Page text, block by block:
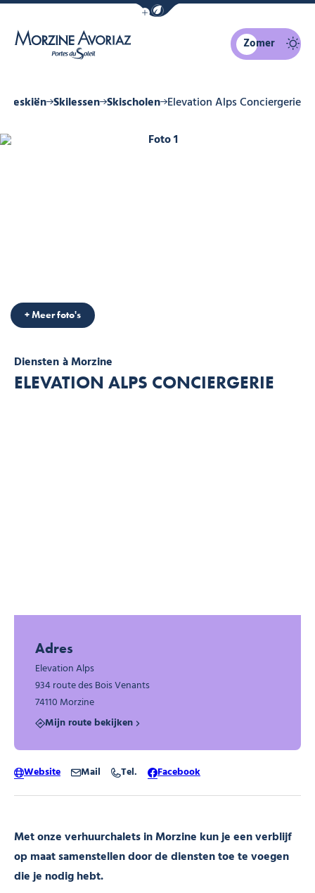
Navigatiebalk eco-modus
Zomer
Skilessen Skischolen Elevation Alps Conciergerie
Dienstenà Morzine
ELEVATION ALPS CONCIERGERIE
Foto 1
+ Meer foto's
Met onze verhuurchalets in Morzine kun je een verblijf
op maat samenstellen door de diensten toe te voegen
die je nodig hebt.
Adres
Elevation Alps
934 route des Bois Venants
74110 Morzine
Mijn route bekijken
Website Mail Tel. Facebook